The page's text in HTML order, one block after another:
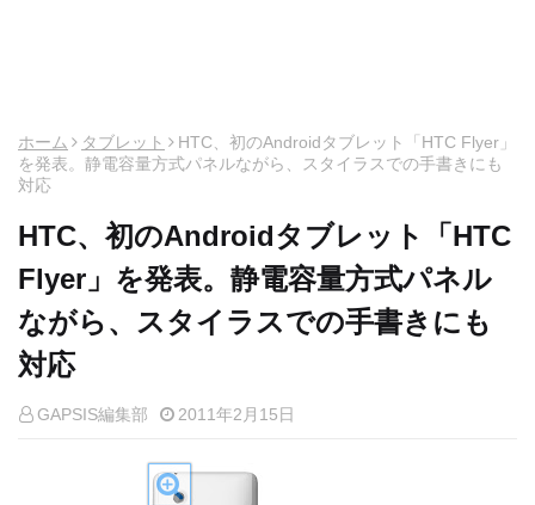
ホーム タブレット
HTC、初のAndroidタブレット「HTC Flyer」
を発表。静電容量方式パネルながら、スタイラスでの手書きにも
対応
HTC、初のAndroidタブレット「HTC
Flyer」を発表。静電容量方式パネル
ながら、スタイラスでの手書きにも
対応
GAPSIS編集部 2011年2月15日